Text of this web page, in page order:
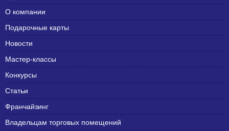
О компании
Подарочные карты
Новости
Мастер-классы
Конкурсы
Статьи
Франчайзинг
Владельцам торговых помещений